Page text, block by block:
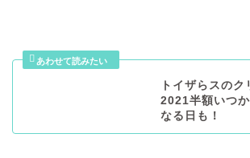
トイザらスの
2021半額いつ
なる日も！